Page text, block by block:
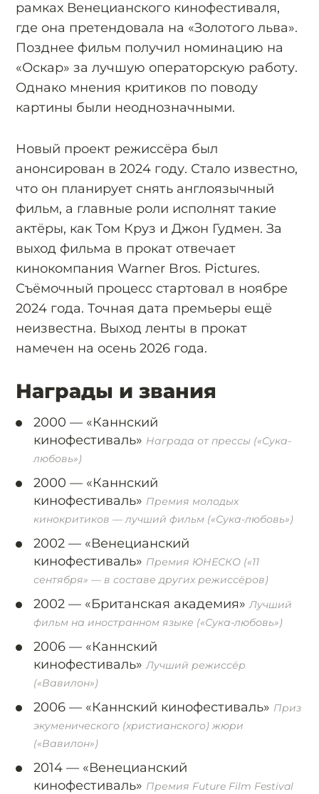
рамках Венецианского кинофестиваля,
где она претендовала на «Золотого льва».
Позднее фильм получил номинацию на
«Оскар» за лучшую операторскую работу.
Однако мнения критиков по поводу
картины были неоднозначными.
Новый проект режиссёра был
анонсирован в 2024 году. Стало известно,
что он планирует снять англоязычный
фильм, а главные роли исполнят такие
актёры, как Том Круз и Джон Гудмен. За
выход фильма в прокат отвечает
кинокомпания Warner Bros. Pictures.
Съёмочный процесс стартовал в ноябре
2024 года. Точная дата премьеры ещё
неизвестна. Выход ленты в прокат
намечен на осень 2026 года.
Награды и звания
2000 — «Каннский
кинофестиваль» Награда от прессы («Сука-
любовь»)
2000 — «Каннский
кинофестиваль» Премия молодых
кинокритиков — лучший фильм («Сука-любовь»)
2002 — «Венецианский
кинофестиваль» Премия ЮНЕСКО («11
сентября» — в составе других режиссёров)
2002 — «Британская академия» Лучший
фильм на иностранном языке («Сука-любовь»)
2006 — «Каннский
кинофестиваль» Лучший режиссёр
(«Вавилон»)
2006 — «Каннский кинофестиваль» Приз
экуменического (христианского) жюри
(«Вавилон»)
2014 — «Венецианский
кинофестиваль» Премия Future Film Festival